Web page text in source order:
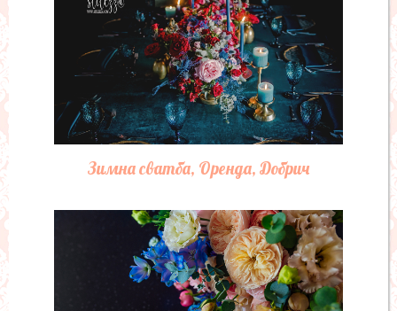
Малка сватба на брега на морето,
Тракийски скали, край Каварна